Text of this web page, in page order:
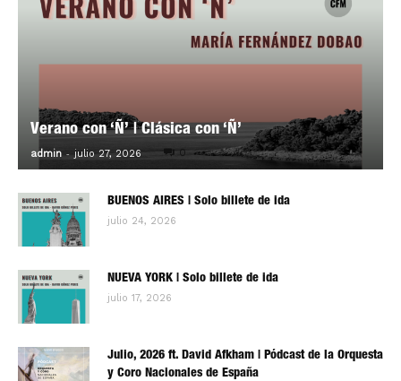
Verano con ‘Ñ’ | Clásica con ‘Ñ’
admin - julio 27, 2026 0
BUENOS AIRES | Solo billete de ida
julio 24, 2026
NUEVA YORK | Solo billete de ida
julio 17, 2026
Julio, 2026 ft. David Afkham | Pódcast de la Orquesta
y Coro Nacionales de España